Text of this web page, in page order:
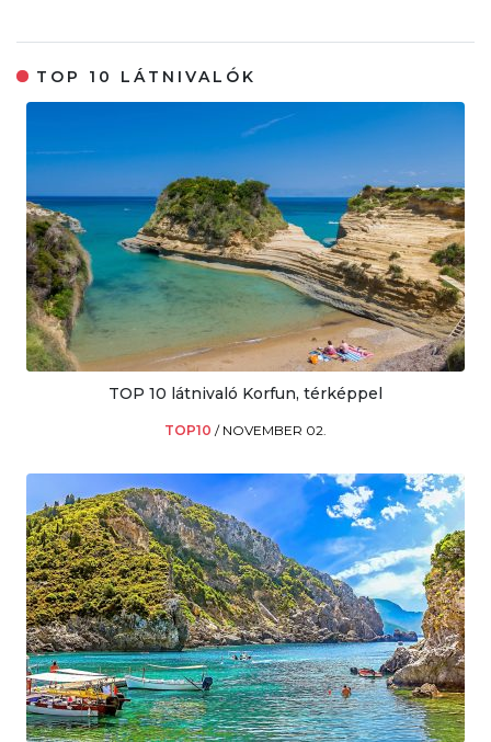
TOP 10 LÁTNIVALÓK
TOP 10 látnivaló Korfun, térképpel
TOP10 / NOVEMBER 02.